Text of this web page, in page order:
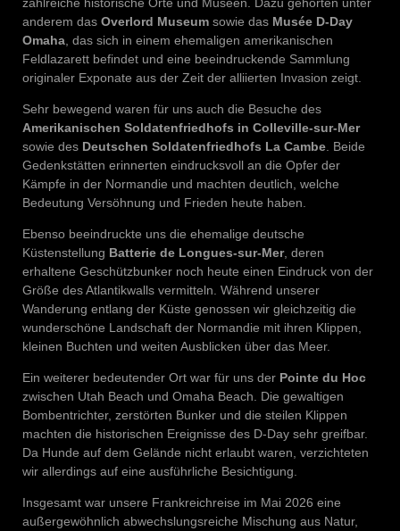
anderem das Overlord Museum sowie das Musée D-Day
Omaha , das sich in einem ehemaligen amerikanischen
Feldlazarett befindet und eine beeindruckende Sammlung
originaler Exponate aus der Zeit der alliierten Invasion zeigt.
Sehr bewegend waren für uns auch die Besuche des
Amerikanischen Soldatenfriedhofs in Colleville-sur-Mer
sowie des Deutschen Soldatenfriedhofs La Cambe . Beide
Gedenkstätten erinnerten eindrucksvoll an die Opfer der
Kämpfe in der Normandie und machten deutlich, welche
Bedeutung Versöhnung und Frieden heute haben.
Ebenso beeindruckte uns die ehemalige deutsche
Küstenstellung Batterie de Longues-sur-Mer, deren
erhaltene Geschützbunker noch heute einen Eindruck von der
Größe des Atlantikwalls vermitteln. Während unserer
Wanderung entlang der Küste genossen wir gleichzeitig die
wunderschöne Landschaft der Normandie mit ihren Klippen,
kleinen Buchten und weiten Ausblicken über das Meer.
Ein weiterer bedeutender Ort war für uns der Pointe du Hoc
zwischen Utah Beach und Omaha Beach. Die gewaltigen
Bombentrichter, zerstörten Bunker und die steilen Klippen
machten die historischen Ereignisse des D-Day sehr greifbar.
Da Hunde auf dem Gelände nicht erlaubt waren, verzichteten
wir allerdings auf eine ausführliche Besichtigung.
Insgesamt war unsere Frankreichreise im Mai 2026 eine
außergewöhnlich abwechslungsreiche Mischung aus Natur,